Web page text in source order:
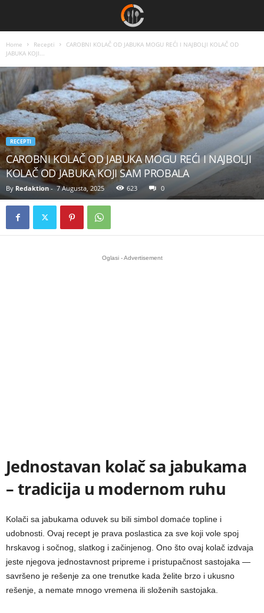
Home Recepti
CAROBNI KOLAČ OD JABUKA MOGU REĆI I NAJBOLJI KOLAČ OD
JABUKA KOJI...
RECEPTI
CAROBNI KOLAČ OD JABUKA MOGU REĆI I NAJBOLJI
KOLAČ OD JABUKA KOJI SAM PROBALA
By Redaktion - 7 Augusta, 2025 623 0
Oglasi - Advertisement
Jednostavan kolač sa jabukama
– tradicija u modernom ruhu
Kolači sa jabukama oduvek su bili simbol domaće topline i
udobnosti. Ovaj recept je prava poslastica za sve koji vole spoj
hrskavog i sočnog, slatkog i začinjenog. Ono što ovaj kolač izdvaja
jeste njegova jednostavnost pripreme i pristupačnost sastojaka —
savršeno je rešenje za one trenutke kada želite brzo i ukusno
rešenje, a nemate mnogo vremena ili složenih sastojaka.